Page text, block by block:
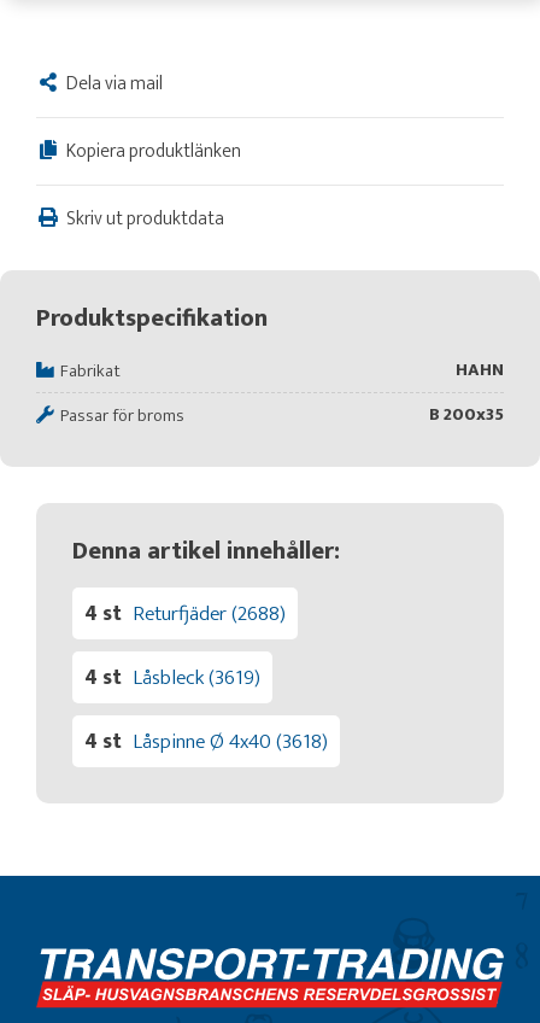
Dela via mail
Kopiera produktlänken
Skriv ut produktdata
Produktspecifikation
Fabrikat
HAHN
Passar för broms
B 200x35
Denna artikel innehåller:
4 st Returfjäder (2688)
4 st Låsbleck (3619)
4 st Låspinne Ø 4x40 (3618)